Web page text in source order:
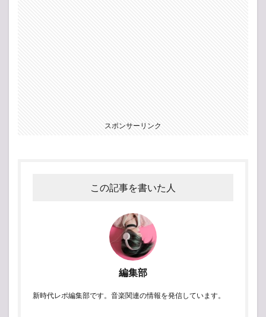
スポンサーリンク
この記事を書いた人
編集部
新時代レポ編集部です。音楽関連の情報を発信しています。